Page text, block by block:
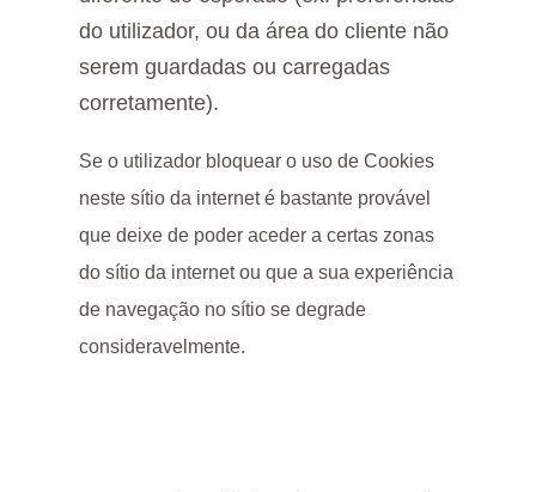
do utilizador, ou da área do cliente não
serem guardadas ou carregadas
corretamente).
Se o utilizador bloquear o uso de Cookies
neste sítio da internet é bastante provável
que deixe de poder aceder a certas zonas
do sítio da internet ou que a sua experiência
de navegação no sítio se degrade
consideravelmente.